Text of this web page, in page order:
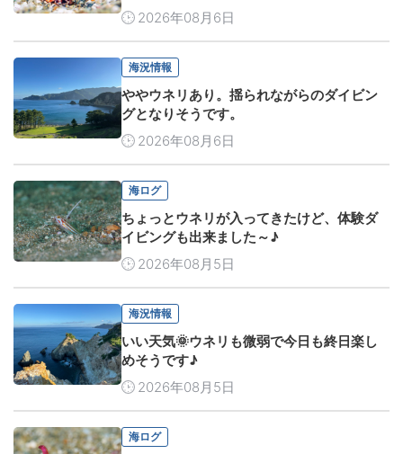
2026年08月6日
海況情報
ややウネリあり。揺られながらのダイビン
グとなりそうです。
2026年08月6日
海ログ
ちょっとウネリが入ってきたけど、体験ダ
イビングも出来ました～♪
2026年08月5日
海況情報
いい天気🌞ウネリも微弱で今日も終日楽し
めそうです♪
2026年08月5日
海ログ